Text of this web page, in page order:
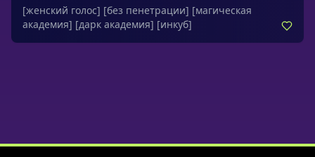
водопада. Голос героини успокаивает и даёт чувство
чуда и безопасности.
[женский голос] [без пенетрации] [магическая
академия] [дарк академия] [инкуб]